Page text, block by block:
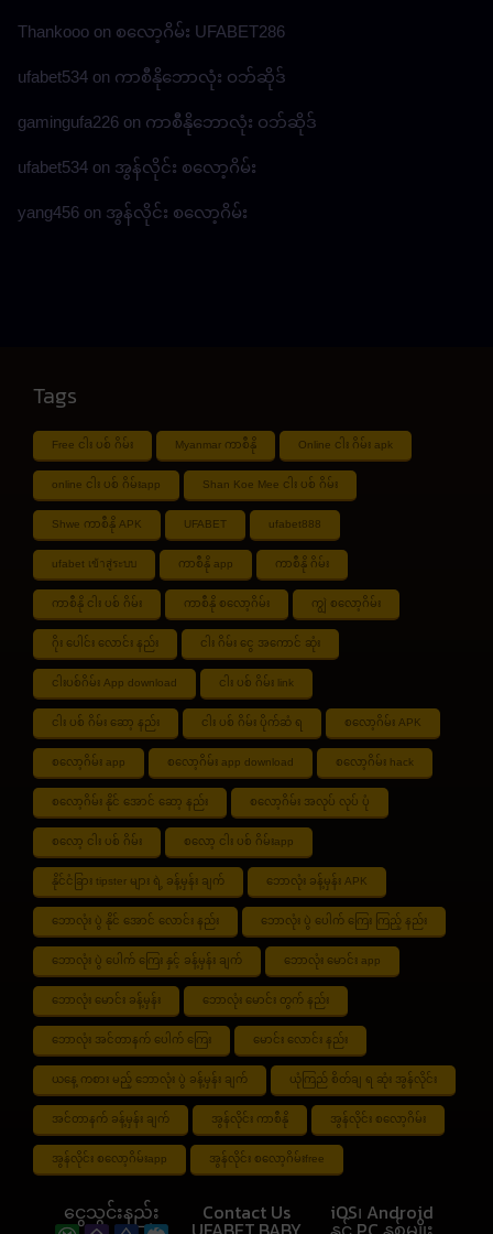
Thankooo on စလော့ဂိမ်း UFABET286
ufabet534 on ကာစီနိုဘောလုံး ဝဘ်ဆိုဒ်
gamingufa226 on ကာစီနိုဘောလုံး ဝဘ်ဆိုဒ်
ufabet534 on အွန်လိုင်း စလော့ဂိမ်း
yang456 on အွန်လိုင်း စလော့ဂိမ်း
Tags
Free ငါး ပစ် ဂိမ်း Myanmar ကာစီနို Online ငါး ဂိမ်း apk
online ငါး ပစ် ဂိမ်းapp Shan Koe Mee ငါး ပစ် ဂိမ်း
Shwe ကာစီနို APK UFABET ufabet888
ufabet เข้าสู่ระบบ ကာစီနို app ကာစီနို ဂိမ်း
ကာစီနို ငါး ပစ် ဂိမ်း ကာစီနို စလော့ဂိမ်း ကျွဲ စလော့ဂိမ်း
ဂိုး ပေါင်း လောင်း နည်း ငါး ဂိမ်း ငွေ အကောင် ဆုံး
ငါးပစ်ဂိမ်း App download ငါး ပစ် ဂိမ်း link
ငါး ပစ် ဂိမ်း ဆော့ နည်း ငါး ပစ် ဂိမ်း ပိုက်ဆံ ရ စလော့ဂိမ်း APK
စလော့ဂိမ်း app စလော့ဂိမ်း app download စလော့ဂိမ်း hack
စလော့ဂိမ်း နိုင် အောင် ဆော့ နည်း စလော့ဂိမ်း အလုပ် လုပ် ပုံ
စလော့ ငါး ပစ် ဂိမ်း စလော့ ငါး ပစ် ဂိမ်းapp
နိုင်ငံခြား tipster များ ရဲ့ ခန့်မှန်း ချက် ဘောလုံး ခန့်မှန်း APK
ဘောလုံး ပွဲ နိုင် အောင် လောင်း နည်း ဘောလုံး ပွဲ ပေါက် ကြေး ကြည့် နည်း
ဘောလုံး ပွဲ ပေါက် ကြေး နှင့် ခန့်မှန်း ချက် ဘောလုံး မောင်း app
ဘောလုံး မောင်း ခန့်မှန်း ဘောလုံး မောင်း တွက် နည်း
ဘောလုံး အင်တာနက် ပေါက် ကြေး မောင်း လောင်း နည်း
ယနေ့ ကစား မည့် ဘောလုံး ပွဲ ခန့်မှန်း ချက် ယုံကြည် စိတ်ချ ရ ဆုံး အွန်လိုင်း
အင်တာနက် ခန့်မှန်း ချက် အွန်လိုင်း ကာစီနို အွန်လိုင်း စလော့ဂိမ်း
အွန်လိုင်း စလော့ဂိမ်းapp အွန်လိုင်း စလော့ဂိမ်းfree
ငွေသွင်းနည်း Contact Us iOS၊ Android